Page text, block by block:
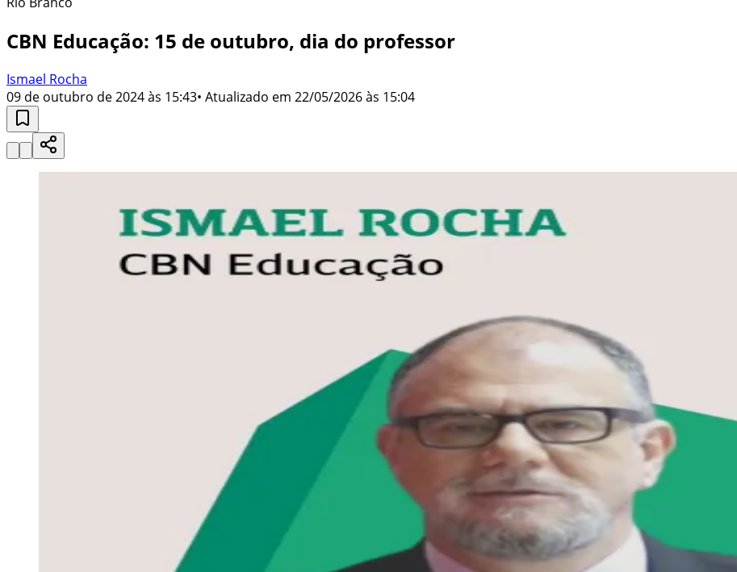
CBN Educação: 15 de outubro, dia do professor
Ismael Rocha
09 de outubro de 2024 às 15:43• Atualizado em 22/05/2026 às 15:04